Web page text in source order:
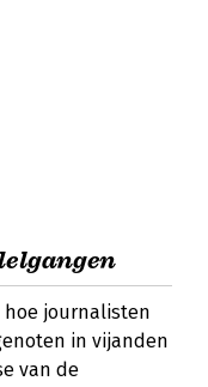
hoe journalisten
in vijanden
van de